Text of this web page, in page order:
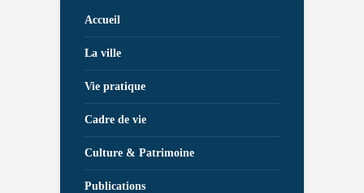
Accueil
La ville
Vie pratique
Cadre de vie
Culture & Patrimoine
Publications